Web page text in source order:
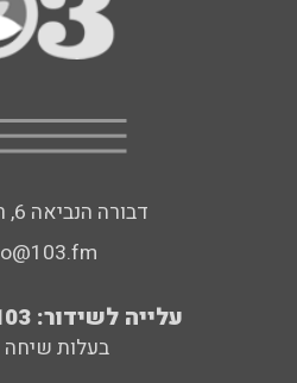
דבורה הנביאה 6, רמת השרון
עלייה לשידור: 0552-103-103
בעלות שיחה